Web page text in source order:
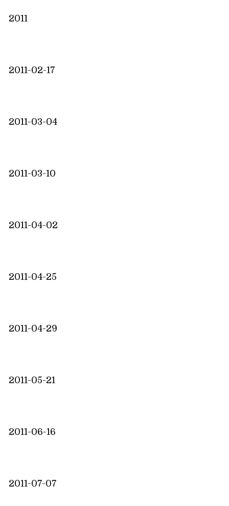
2011
2011-02-17
2011-03-04
2011-03-10
2011-04-02
2011-04-25
2011-04-29
2011-05-21
2011-06-16
2011-07-07